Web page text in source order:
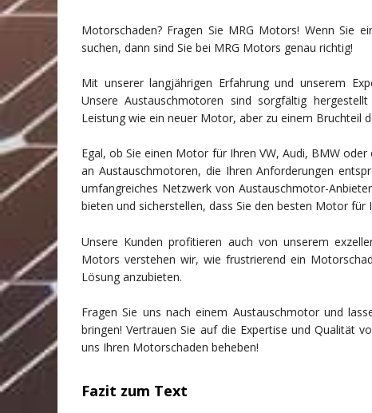
Motorschaden? Fragen Sie MRG Motors! Wenn Sie
suchen, dann sind Sie bei MRG Motors genau richtig!
Mit unserer langjährigen Erfahrung und unserem
Unsere Austauschmotoren sind sorgfältig
Leistung wie ein neuer Motor, aber zu einem Bruchteil
Egal, ob Sie einen Motor für Ihren VW, Audi, BMW
an Austauschmotoren, die Ihren Anforderungen
umfangreiches Netzwerk von Austauschmotor-
bieten und sicherstellen, dass Sie den besten Motor für
Unsere Kunden profitieren auch von unserem
Motors verstehen wir, wie frustrierend ein
Lösung anzubieten.
Fragen Sie uns nach einem Austauschmotor und
bringen! Vertrauen Sie auf die Expertise und Qualität
uns Ihren Motorschaden beheben!
Fazit zum Text